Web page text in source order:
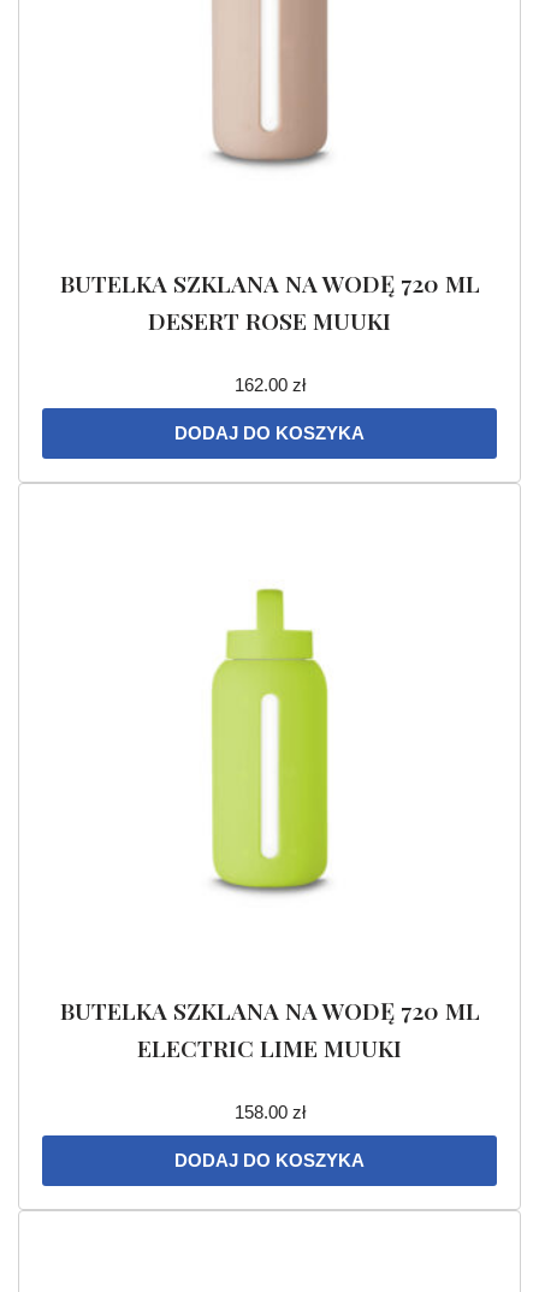
BUTELKA SZKLANA NA WODĘ 720 ML
DESERT ROSE MUUKI
162.00 zł
DODAJ DO KOSZYKA
BUTELKA SZKLANA NA WODĘ 720 ML
ELECTRIC LIME MUUKI
158.00 zł
DODAJ DO KOSZYKA